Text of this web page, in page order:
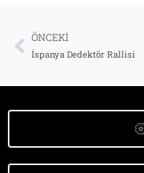
ÖNCEKI
İspanya Dedektör Rallisi